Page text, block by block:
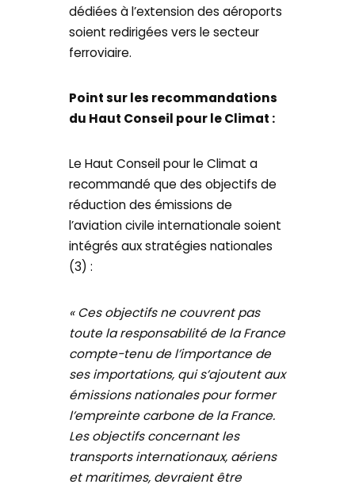
dédiées à l’extension des aéroports
soient redirigées vers le secteur
ferroviaire.
Point sur les recommandations
du Haut Conseil pour le Climat :
Le Haut Conseil pour le Climat a
recommandé que des objectifs de
réduction des émissions de
l’aviation civile internationale soient
intégrés aux stratégies nationales
(3) :
« Ces objectifs ne couvrent pas
toute la responsabilité de la France
compte-tenu de l’importance de
ses importations, qui s’ajoutent aux
émissions nationales pour former
l’empreinte carbone de la France.
Les objectifs concernant les
transports internationaux, aériens
et maritimes, devraient être